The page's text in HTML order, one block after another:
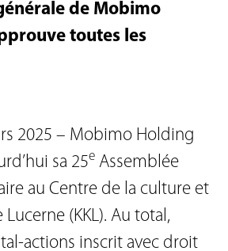
de Mobimo
toutes les
2025 – Mobimo Holding
sa 25e Assemblée
au Centre de la culture et
(KKL). Au total,
actions inscrit avec droit